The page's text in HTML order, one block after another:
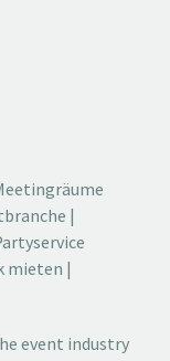
|
mieten |
event industry